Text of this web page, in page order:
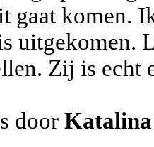
gaat komen.
uitgekomen.
Zij is echt
door Katalina